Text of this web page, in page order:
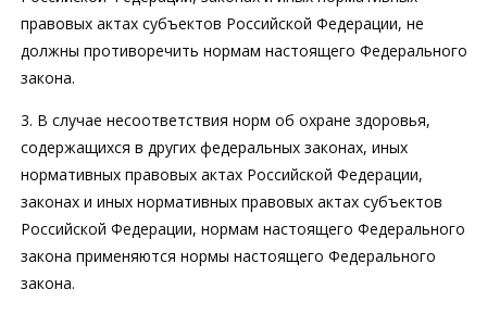
правовых актах субъектов Российской Федерации, не
должны противоречить нормам настоящего Федерального
закона.
3. В случае несоответствия норм об охране здоровья,
содержащихся в других федеральных законах, иных
нормативных правовых актах Российской Федерации,
законах и иных нормативных правовых актах субъектов
Российской Федерации, нормам настоящего Федерального
закона применяются нормы настоящего Федерального
закона.